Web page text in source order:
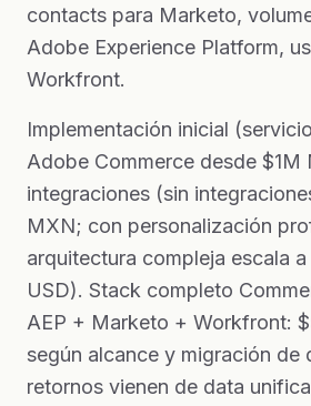
contacts para Marketo,
Adobe Experience Platform,
Workfront.
Implementación inicial
Adobe Commerce desde $1M
integraciones (sin
MXN; con personalización
arquitectura compleja escala
USD). Stack completo
AEP + Marketo + Workfront:
según alcance y migración de
retornos vienen de data